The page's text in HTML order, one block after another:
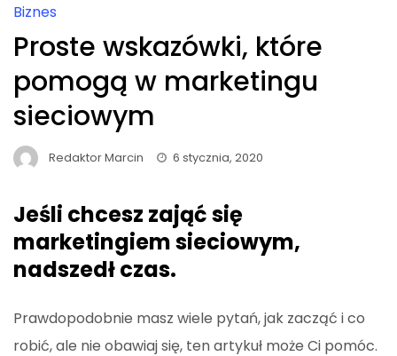
Biznes
Proste wskazówki, które
pomogą w marketingu
sieciowym
Redaktor Marcin 6 stycznia, 2020
Jeśli chcesz zająć się
marketingiem sieciowym,
nadszedł czas.
Prawdopodobnie masz wiele pytań, jak zacząć i co
robić, ale nie obawiaj się, ten artykuł może Ci pomóc.